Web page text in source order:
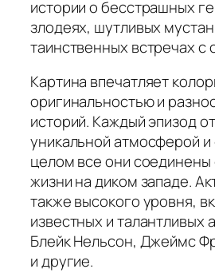
истории о бесстрашных
злодеях, шутливых
таинственных встречах с
Картина впечатляет
оригинальностью и
историй. Каждый эпизод
уникальной атмосферой и
целом все они
жизни на диком западе.
также высокого уровня,
известных и талантливых
Блейк Нельсон, Джеймс
и другие.